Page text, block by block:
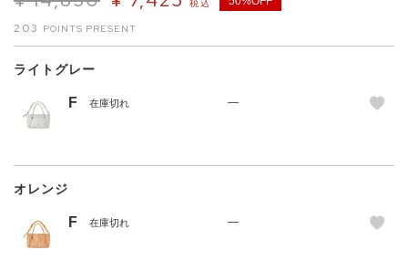
税込
203
ライトグレー
F 在庫切れ —
オレンジ
F 在庫切れ —